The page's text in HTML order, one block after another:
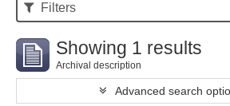
Filters
Showing 1 results
Archival description
Advanced search